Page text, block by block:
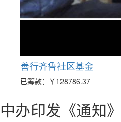
善行齐鲁社区基金
已筹款： ￥128786.37
中办印发《通知